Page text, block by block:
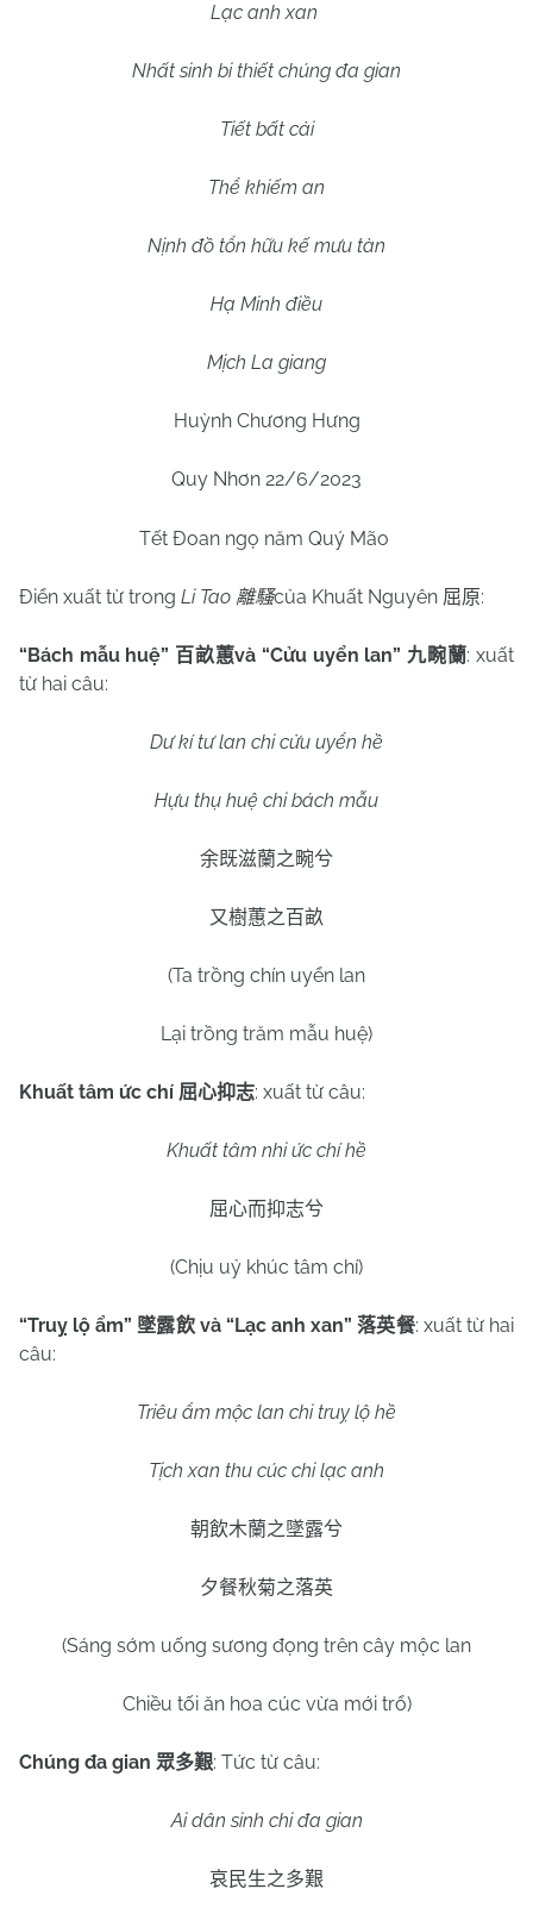
Lạc anh xan
Nhất sinh bi thiết chúng đa gian
Tiết bất cải
Thể khiếm an
Nịnh đồ tổn hữu kế mưu tàn
Hạ Minh điều
Mịch La giang
Huỳnh Chương Hưng
Quy Nhơn 22/6/2023
Tết Đoan ngọ năm Quý Mão
Điển xuất từ trong Li Tao 離騷của Khuất Nguyên 屈原:
“Bách mẫu huệ” 百畝蕙và “Cửu uyển lan” 九畹蘭: xuất
từ hai câu:
Dư kí tư lan chi cửu uyển hề
Hựu thụ huệ chi bách mẫu
余既滋蘭之畹兮
又樹蕙之百畝
(Ta trồng chín uyển lan
Lại trồng trăm mẫu huệ)
Khuất tâm ức chí 屈心抑志: xuất từ câu:
Khuất tâm nhi ức chí hề
屈心而抑志兮
(Chịu uỷ khúc tâm chí)
“Truỵ lộ ẩm” 墜露飲và “Lạc anh xan”落英餐: xuất từ hai
câu:
Triêu ẩm mộc lan chi truỵ lộ hề
Tịch xan thu cúc chi lạc anh
朝飲木蘭之墜露兮
夕餐秋菊之落英
(Sáng sớm uống sương đọng trên cây mộc lan
Chiều tối ăn hoa cúc vừa mới trổ)
Chúng đa gian 眾多艱: Tức từ câu:
Ai dân sinh chi đa gian
哀民生之多艱